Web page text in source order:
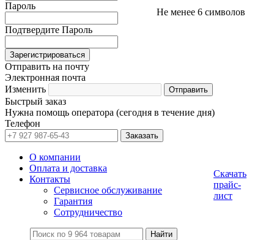
Пароль
Не менее 6 символов
Подтвердите Пароль
Отправить на почту
Электронная почта
Изменить
Быстрый заказ
Нужна помощь оператора (сегодня в течение дня)
Телефон
О компании
Оплата и доставка
Контакты
Сервисное обслуживание
Гарантия
Сотрудничество
Скачать
прайс-
лист